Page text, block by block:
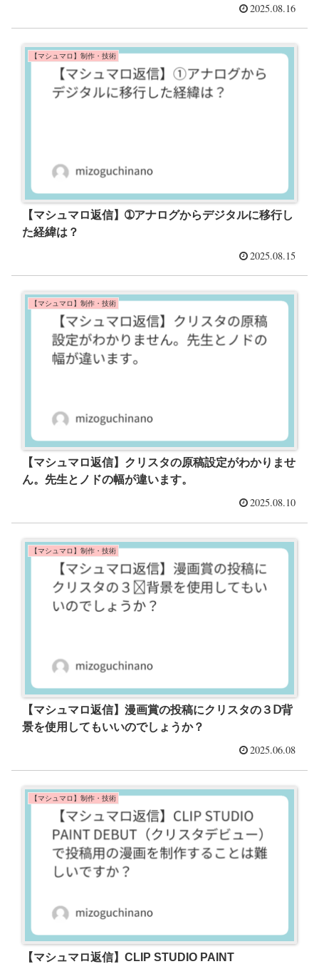
2025.08.16
【マシュマロ】制作・技術
【マシュマロ返信】➀アナログからデジタルに移行し
た経緯は？
2025.08.15
【マシュマロ】制作・技術
【マシュマロ返信】クリスタの原稿設定がわかりませ
ん。先生とノドの幅が違います。
2025.08.10
【マシュマロ】制作・技術
【マシュマロ返信】漫画賞の投稿にクリスタの３Ⅾ背
景を使用してもいいのでしょうか？
2025.06.08
【マシュマロ】制作・技術
【マシュマロ返信】CLIP STUDIO PAINT